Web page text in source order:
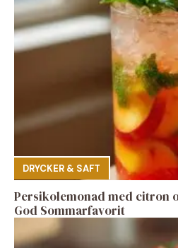
DRYCKER & SAFT
Persikolemonad med citron
God Sommarfavorit